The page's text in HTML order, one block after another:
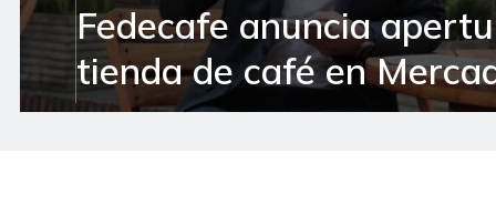
Fedecafe anuncia
tienda de café en